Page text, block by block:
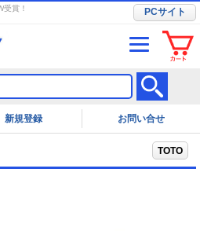
賞！
PCサイト
お問い合せ
TOTO